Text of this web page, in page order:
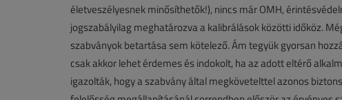
életveszélyesnek minősíthetők!), nincs már OMH,
jogszabályilag meghatározva a kalibrálások közötti időköz.
szabványok betartása sem kötelező. Ám tegyük gyorsan
csak akkor lehet érdemes és indokolt, ha az adott eltérő
igazolták, hogy a szabvány által megkövetelttel azonos